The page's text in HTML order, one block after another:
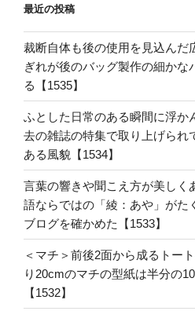
最近の投稿
裁断自体も後の使用を見込んだ
ぎれが後のバッグ製作の細かな
る【1535】
ふとした日常のある瞬間に浮か
去の雑誌の特集で取り上げられ
ある風貌【1534】
言葉の響きや聞こえ方が美しく
語ならではの「綾：あや」がた
ブログを確かめた【1533】
＜マチ＞前後2面から成るトー
り20cmのマチの型紙は半分の
【1532】